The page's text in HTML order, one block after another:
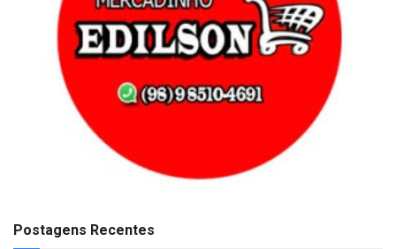
Postagens Recentes